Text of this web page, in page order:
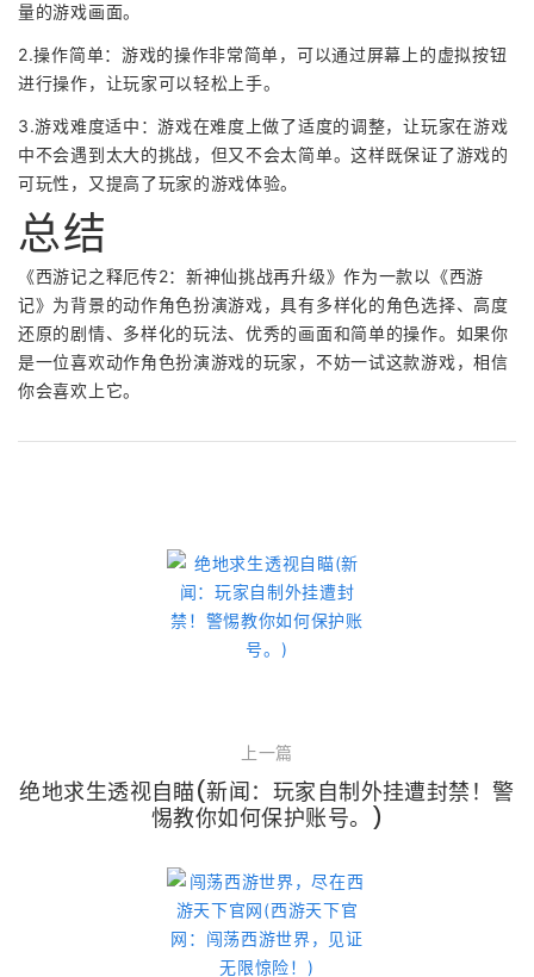
量的游戏画面。
2.操作简单：游戏的操作非常简单，可以通过屏幕上的虚拟按钮
进行操作，让玩家可以轻松上手。
3.游戏难度适中：游戏在难度上做了适度的调整，让玩家在游戏
中不会遇到太大的挑战，但又不会太简单。这样既保证了游戏的
可玩性，又提高了玩家的游戏体验。
总结
《西游记之释厄传2：新神仙挑战再升级》作为一款以《西游
记》为背景的动作角色扮演游戏，具有多样化的角色选择、高度
还原的剧情、多样化的玩法、优秀的画面和简单的操作。如果你
是一位喜欢动作角色扮演游戏的玩家，不妨一试这款游戏，相信
你会喜欢上它。
上一篇
绝地求生透视自瞄(新闻：玩家自制外挂遭封禁！警
惕教你如何保护账号。)